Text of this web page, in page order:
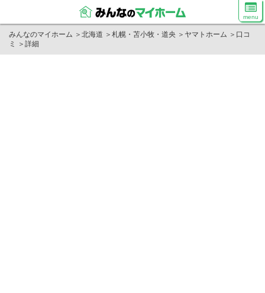
menu
みんなのマイホーム ＞ 北海道 ＞ 札幌・苫小牧・道央 ＞ ヤマトホーム ＞ 口コ
ミ
＞ 詳細